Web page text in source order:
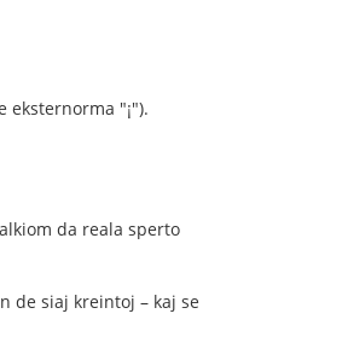
eksternorma "¡").
da reala sperto
de siaj kreintoj – kaj se